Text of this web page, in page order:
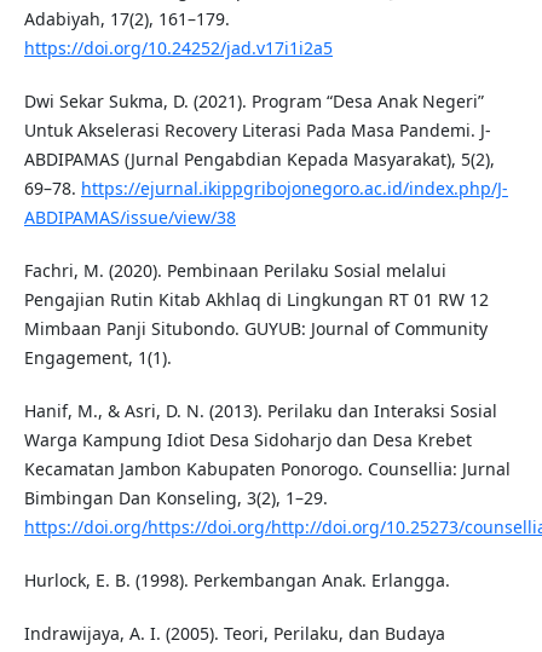
Adabiyah, 17(2), 161–179.
https://doi.org/10.24252/jad.v17i1i2a5
Dwi Sekar Sukma, D. (2021). Program “Desa Anak Negeri”
Untuk Akselerasi Recovery Literasi Pada Masa Pandemi. J-
ABDIPAMAS (Jurnal Pengabdian Kepada Masyarakat), 5(2),
69–78. https://ejurnal.ikippgribojonegoro.ac.id/index.php/J-
ABDIPAMAS/issue/view/38
Fachri, M. (2020). Pembinaan Perilaku Sosial melalui
Pengajian Rutin Kitab Akhlaq di Lingkungan RT 01 RW 12
Mimbaan Panji Situbondo. GUYUB: Journal of Community
Engagement, 1(1).
Hanif, M., & Asri, D. N. (2013). Perilaku dan Interaksi Sosial
Warga Kampung Idiot Desa Sidoharjo dan Desa Krebet
Kecamatan Jambon Kabupaten Ponorogo. Counsellia: Jurnal
Bimbingan Dan Konseling, 3(2), 1–29.
https://doi.org/https://doi.org/http://doi.org/10.25273/
Hurlock, E. B. (1998). Perkembangan Anak. Erlangga.
Indrawijaya, A. I. (2005). Teori, Perilaku, dan Budaya